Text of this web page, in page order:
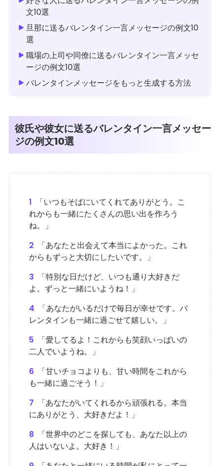
文10選
旦那に送るバレンタイン一言メッセージの例文10
選
職場の上司や同僚に送るバレンタイン一言メッセ
ージの例文10選
バレンタインメッセージをもっと生成する方法
彼氏や彼女に送るバレンタイン一言メッセー
ジの例文10選
1
「いつもそばにいてくれてありがとう。こ
れからも一緒にたくさんの思い出を作ろう
ね。」
2
「あなたと出会えて本当によかった。これ
からもずっと大切にしたいです。」
3
「特別な日だけど、いつも通り大好きだ
よ。ずっと一緒にいようね！」
4
「あなたがいるだけで毎日が幸せです。バ
レンタインも一緒に過ごせて嬉しい。」
5
「愛してるよ！これからも笑顔いっぱいの
二人でいようね。」
6
「甘いチョコよりも、甘い時間をこれから
も一緒に過ごそう！」
7
「あなたがいてくれるから頑張れる。本当
にありがとう、大好きだよ！」
8
「世界中のどこを探しても、あなた以上の
人はいないよ。大好き！」